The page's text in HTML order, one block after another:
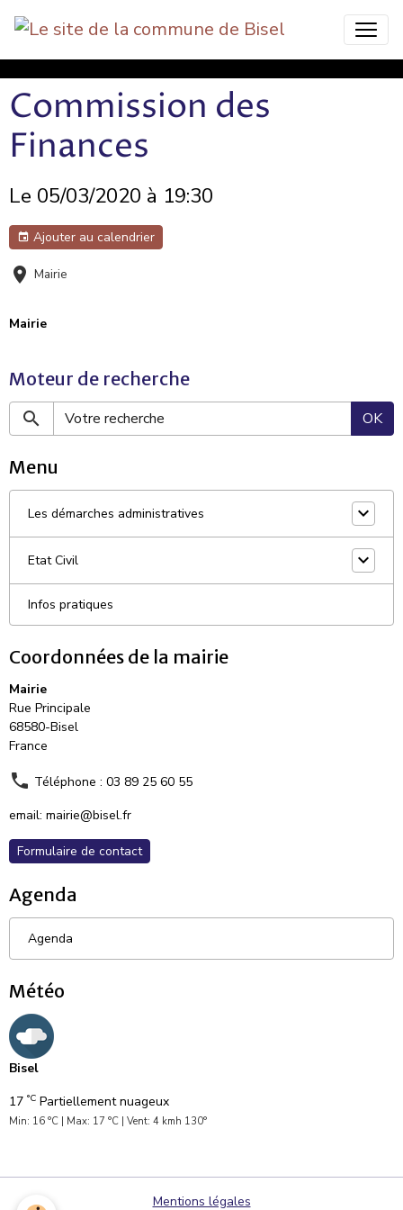
Commission des
Finances
Le 05/03/2020 à 19:30
Ajouter au calendrier
Mairie
Mairie
Moteur de recherche
OK
Menu
Les démarches administratives
Etat Civil
Infos pratiques
Coordonnées de la mairie
Mairie
Rue Principale
68580-Bisel
France
Téléphone : 03 89 25 60 55
email: mairie@bisel.fr
Formulaire de contact
Agenda
Agenda
Météo
Bisel
17 °C Partiellement nuageux
Min: 16 °C | Max: 17 °C | Vent: 4 kmh 130°
Mentions légales